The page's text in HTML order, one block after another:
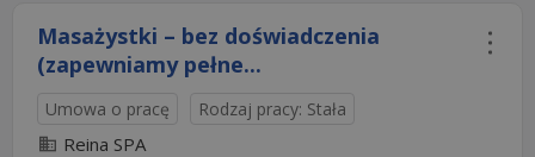
Masażystki – bez doświadczenia
(zapewniamy pełne...
Umowa o pracę Rodzaj pracy: Stała
Reina SPA